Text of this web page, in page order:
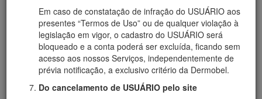
Em caso de constatação de infração do USUÁRIO aos
presentes “Termos de Uso” ou de qualquer violação à
legislação em vigor, o cadastro do USUÁRIO será
bloqueado e a conta poderá ser excluída, ficando sem
acesso aos nossos Serviços, independentemente de
prévia notificação, a exclusivo critério da Dermobel.
Do cancelamento de USUÁRIO pelo site
Qualificação Magistral
CONVÊNIO COM LABORATÓRIO DE CONTROLE
DE QUALIDADE
A Dermobel preza pela garantia da qualidade de seus
produtos e serviços mantendo convênio com laboratórios
renomados para controle de seus processos conforme